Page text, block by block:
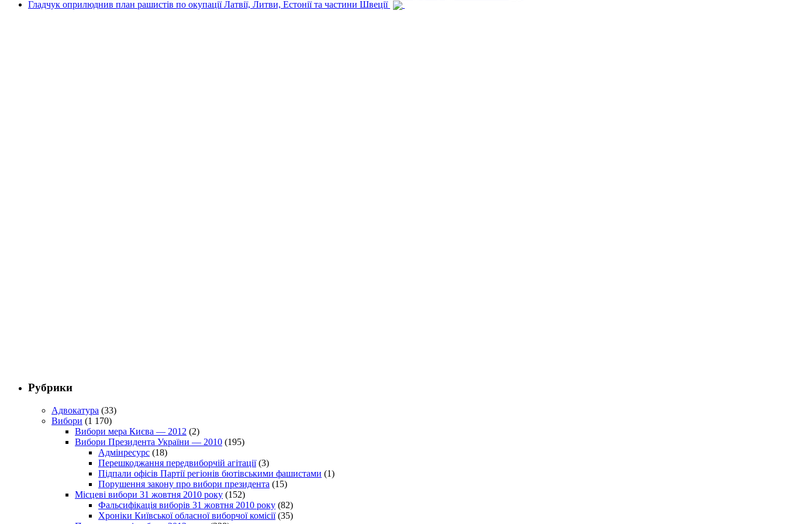
Гладчук оприлюднив план рашистів по окупації Латвії, Литви, Естонії та частини Швеції
Рубрики
Адвокатура (33)
Вибори (1 170)
Вибори мера Києва — 2012 (2)
Вибори Президента України — 2010 (195)
Адмінресурс (18)
Перешкоджання передвиборчій агітації(3)
Підпали офісів Партії регіонів бютівськими фашистами (1)
Порушення закону про вибори президента (15)
Місцеві вибори 31 жовтня 2010 року (152)
Фальсифікація виборів 31 жовтня 2010 року (82)
Хроніки Київської обласної виборчої комісії(35)